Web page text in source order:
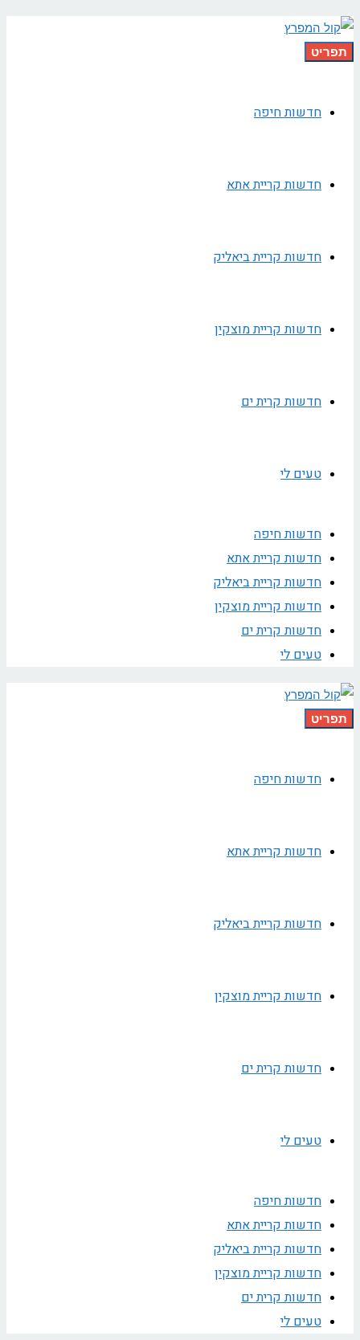
תפריט
חדשות חיפה
חדשות קריית אתא
חדשות קריית ביאליק
חדשות קריית מוצקין
חדשות קרית ים
טעים לי
חדשות חיפה
חדשות קריית אתא
חדשות קריית ביאליק
חדשות קריית מוצקין
חדשות קרית ים
טעים לי
תפריט
חדשות חיפה
חדשות קריית אתא
חדשות קריית ביאליק
חדשות קריית מוצקין
חדשות קרית ים
טעים לי
חדשות חיפה
חדשות קריית אתא
חדשות קריית ביאליק
חדשות קריית מוצקין
חדשות קרית ים
טעים לי